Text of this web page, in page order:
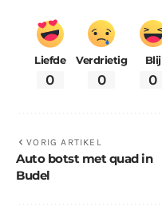
Liefde
0
Verdrietig
0
Blij
0
VORIG ARTIKEL
Auto botst met quad in
Budel